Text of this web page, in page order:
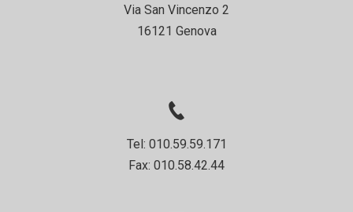
Via San Vincenzo 2
16121 Genova
Tel: 010.59.59.171
Fax: 010.58.42.44